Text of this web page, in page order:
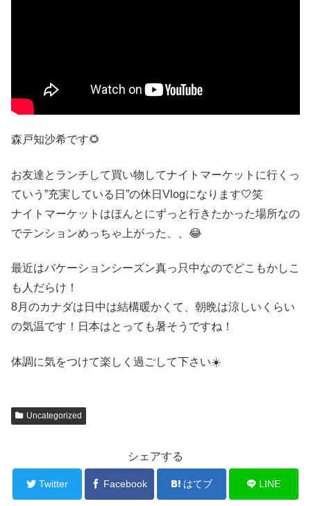
森戸知沙希です🌻
お友達とランチして買い物してナイトマーケットに行くっ
ていう”充実している日”の休日Vlogになります🤍笑
ナイトマーケットはほんとにずっと行きたかった場所なの
でテンションめっちゃ上がった、、😂
最近はバケーションシーズン真っ只中なのでどこもかしこ
も人だらけ！
8月のカナダは日中は結構暖かくて、朝晩は涼しいくらい
の気温です！日本はとっても暑そうですね！
体調に気をつけて楽しく過ごして下さい☀️
Uncategorized
シェアする
Twitter Facebook はてブ LINE